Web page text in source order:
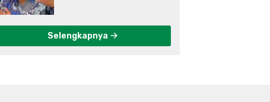
Selengkapnya